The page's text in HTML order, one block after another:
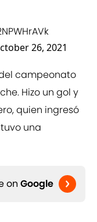
26, 2021
campeonato
Hizo un gol y
quien ingresó
una
on Google